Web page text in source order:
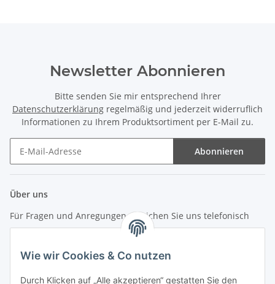
Wie wir Cookies & Co nutzen
Durch Klicken auf „Alle akzeptieren“ gestatten Sie den
Newsletter Abonnieren
Bitte senden Sie mir entsprechend Ihrer
Datenschutzerklärung regelmäßig und jederzeit widerruflich
Informationen zu Ihrem Produktsortiment per E-Mail zu.
Abonnieren
Über uns
Für Fragen und Anregungen erreichen Sie uns telefonisch
info (at) zweitedel.de